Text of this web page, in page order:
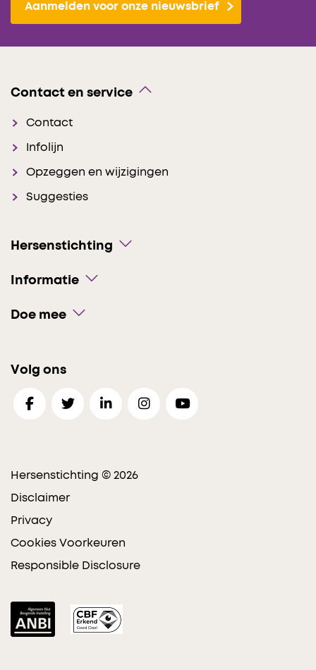
Aanmelden voor onze nieuwsbrief
Contact en service
Contact
Infolijn
Opzeggen en wijzigingen
Suggesties
Hersenstichting
Informatie
Doe mee
Volg ons
Hersenstichting © 2026
Disclaimer
Privacy
Cookies Voorkeuren
Responsible Disclosure